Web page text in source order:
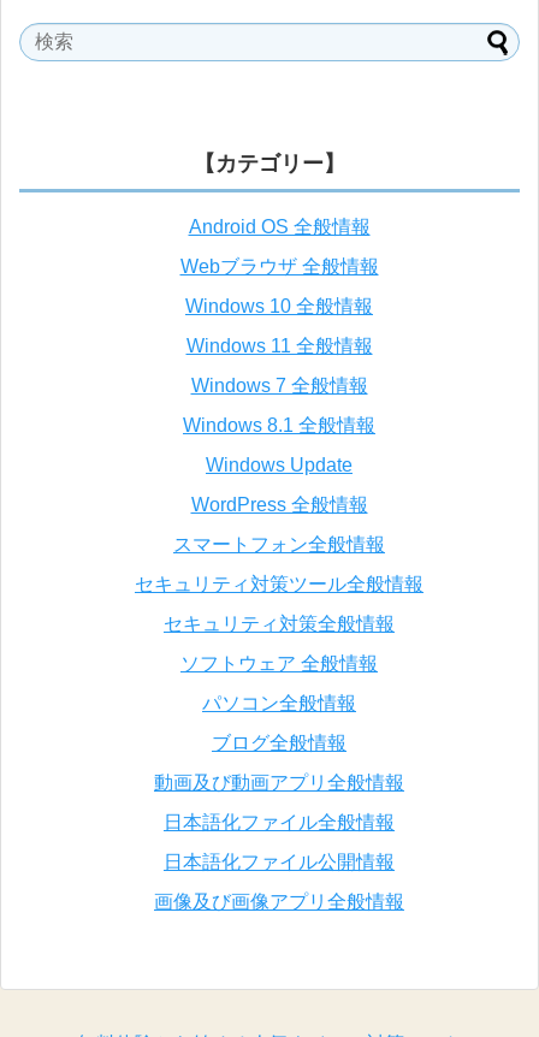
【カテゴリー】
Android OS 全般情報
Webブラウザ 全般情報
Windows 10 全般情報
Windows 11 全般情報
Windows 7 全般情報
Windows 8.1 全般情報
Windows Update
WordPress 全般情報
スマートフォン全般情報
セキュリティ対策ツール全般情報
セキュリティ対策全般情報
ソフトウェア 全般情報
パソコン全般情報
ブログ全般情報
動画及び動画アプリ全般情報
日本語化ファイル全般情報
日本語化ファイル公開情報
画像及び画像アプリ全般情報